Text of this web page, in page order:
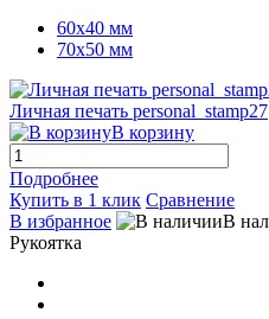
60х40 мм
70х50 мм
Личная печать personal_stamp27
В корзину
Подробнее
Купить в 1 клик Сравнение
В избранное
В
Рукоятка